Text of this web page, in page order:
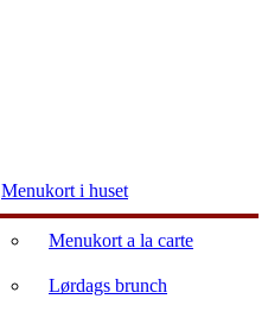
Menukort i huset
Menukort a la carte
Lørdags brunch